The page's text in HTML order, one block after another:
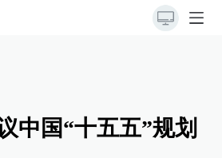
中国“十五五”规划